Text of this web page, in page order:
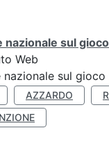
nazionale sul gioco
Web
nazionale sul gioco
AZZARDO